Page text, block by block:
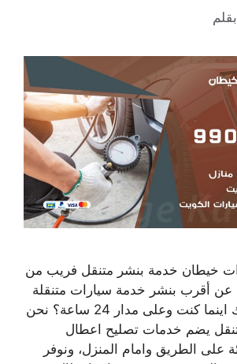
بقلم
خيطان خدمة بنشر متنقل فريب من
أقرب بنشر خدمة سيارات متنقلة
بخيطان يصل اليك اينما كنت وعلى مدار 24 ساعة؟ نحن
يضم خدمات تصليح اعطال
على الطريق وامام المنزل، ونوفر